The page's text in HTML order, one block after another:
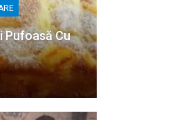
Pufoasă Cu